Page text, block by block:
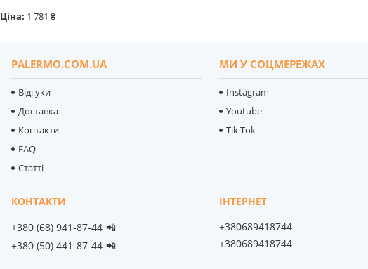
Ціна: 1 781 ₴
PALERMO.COM.UA
Відгуки
Доставка
Контакти
FAQ
Статті
МИ У СОЦМЕРЕЖАХ
Instagram
Youtube
Tik Tok
+380 (68) 941-87-44 📲
+380 (50) 441-87-44 📲
+380689418744
+380689418744